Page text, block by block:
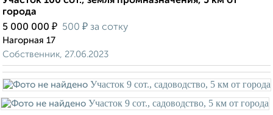
города
5 000 000 ₽ 500 ₽ за сотку
Нагорная 17
Собственник, 27.06.2023